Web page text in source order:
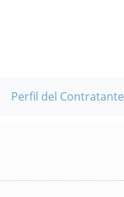
Perfil del Contratante